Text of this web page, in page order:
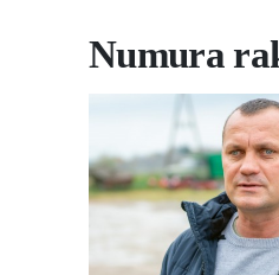
Numura